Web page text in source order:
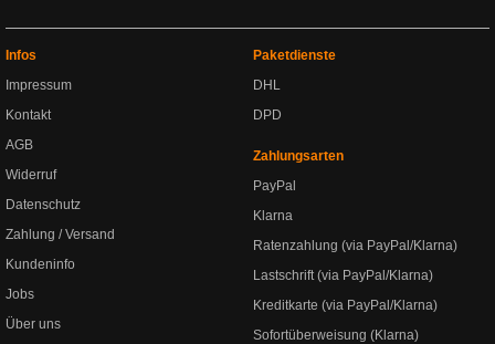
Infos
Impressum
Kontakt
AGB
Widerruf
Datenschutz
Zahlung / Versand
Kundeninfo
Jobs
Über uns
Paketdienste
DHL
DPD
Zahlungsarten
PayPal
Klarna
Ratenzahlung (via PayPal/Klarna)
Lastschrift (via PayPal/Klarna)
Kreditkarte (via PayPal/Klarna)
Sofortüberweisung (Klarna)